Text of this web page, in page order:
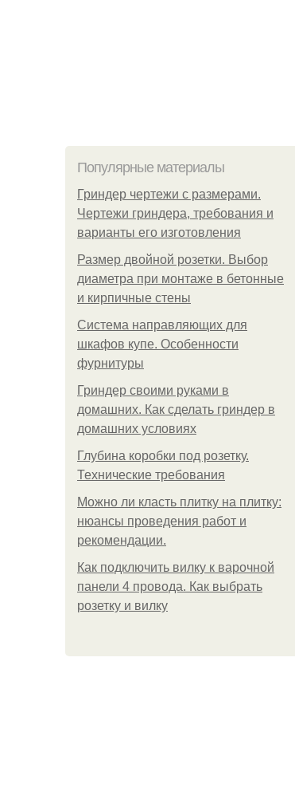
Популярные материалы
Гриндер чертежи с размерами.
Чертежи гриндера, требования и
варианты его изготовления
Размер двойной розетки. Выбор
диаметра при монтаже в бетонные
и кирпичные стены
Система направляющих для
шкафов купе. Особенности
фурнитуры
Гриндер своими руками в
домашних. Как сделать гриндер в
домашних условиях
Глубина коробки под розетку.
Технические требования
Можно ли класть плитку на плитку:
нюансы проведения работ и
рекомендации.
Как подключить вилку к варочной
панели 4 провода. Как выбрать
розетку и вилку